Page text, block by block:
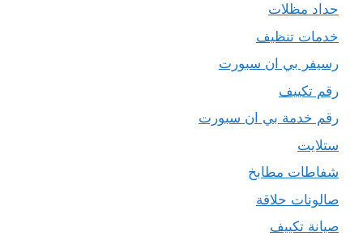
حداد مظلات
خدمات تنظيف
رسيفر بي ان سبورت
رقم تكييف
رقم خدمة بي ان سبورت
ستلايت
شفاطات مطابخ
صالونات حلاقة
صيانة تكييف